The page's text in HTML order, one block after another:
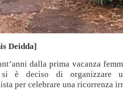
Deidda]
dalla prima vacanza
si è deciso di organizzare
per celebrare una ricorrenza